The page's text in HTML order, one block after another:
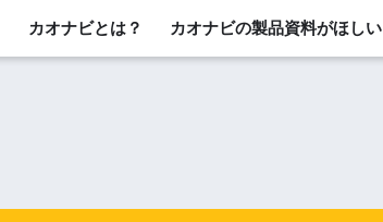
カオナビとは？ カオナビの製品資料がほしい